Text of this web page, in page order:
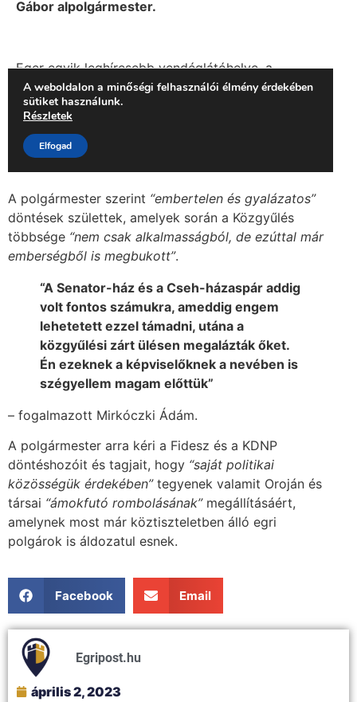
A polgármester szerint “embertelen és gyalázatos”
döntések születtek, amelyek során a Közgyűlés
többsége “nem csak alkalmasságból, de ezúttal már
emberségből is megbukott”.
“A Senator-ház és a Cseh-házaspár addig
volt fontos számukra, ameddig engem
lehetetett ezzel támadni, utána a
közgyűlési zárt ülésen megalázták őket.
Én ezeknek a képviselőknek a nevében is
szégyellem magam előttük”
– fogalmazott Mirkóczki Ádám.
A polgármester arra kéri a Fidesz és a KDNP
döntéshozóit és tagjait, hogy “saját politikai
közösségük érdekében”tegyenek valamit Oroján és
társai “ámokfutó rombolásának”megállításáért,
amelynek most már köztiszteletben álló egri
polgárok is áldozatul esnek.
Facebook Email
Egripost.hu
április 2, 2023